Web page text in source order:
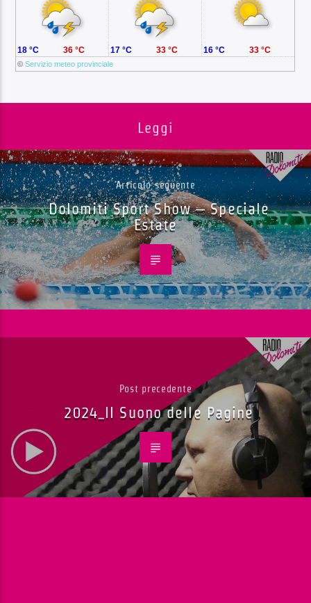
©Servizio meteo provinciale
18 °C 36 °C 17 °C 33 °C 16 °C 33 °C
Leggi
Articolo seguente
Dolomiti Sport Show – Speciale
Estate
Post precedente
2024_Il Suono delle Pagine